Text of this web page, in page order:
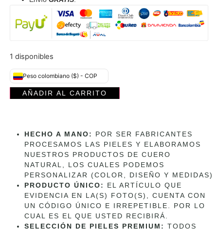
1 disponibles
Peso colombiano ($) - COP
AÑADIR AL CARRITO
HECHO A MANO:
POR SER FABRICANTES
PROCESAMOS LAS PIELES Y ELABORAMOS
NUESTROS PRODUCTOS DE CUERO
NATURAL, LOS CUALES PODEMOS
PERSONALIZAR (COLOR, DISEÑO Y MEDIDAS)
PRODUCTO ÚNICO:
EL ARTÍCULO QUE
EVIDENCIA EN LA(S) FOTO(S), CUENTA CON
UN CÓDIGO ÚNICO E IRREPETIBLE. POR LO
CUAL ES EL QUE USTED RECIBIRÁ.
SELECCIÓN DE PIELES PREMIUM: TODOS